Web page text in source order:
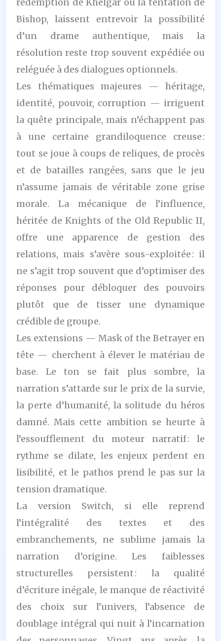
Bishop, laissent entrevoir la possibilité
d’un drame authentique, mais la
résolution reste trop souvent expédiée ou
reléguée à des dialogues optionnels.
Les thématiques majeures — héritage,
identité, pouvoir, corruption — irriguent
la quête principale, mais n’échappent pas
à une certaine grandiloquence creuse :
tout se joue à coups de reliques, de procès
et de batailles rangées, sans que le jeu
n’assume jamais de véritable zone grise
morale. La mécanique de l’influence,
héritée de Knights of the Old Republic II,
offre une apparence de gestion des
relations, mais s’avère sous-exploitée : il
ne s’agit trop souvent que d’optimiser des
réponses pour débloquer des pouvoirs
plutôt que de tisser une dynamique
crédible de groupe.
Les extensions — Mask of the Betrayer en
tête — cherchent à élever le matériau de
base. Le ton se fait plus sombre, la
narration s’attarde sur le prix de la survie,
la perte d’humanité, la solitude du héros
damné. Mais cette ambition se heurte à
l’essoufflement du moteur narratif : le
rythme se dilate, les enjeux perdent en
lisibilité, et le pathos prend le pas sur la
tension dramatique.
La version Switch, si elle reprend
l’intégralité des textes et des
embranchements, ne sublime jamais la
narration d’origine. Les faiblesses
structurelles persistent : la qualité
d’écriture inégale, le manque de réactivité
des choix sur l’univers, l’absence de
doublage intégral qui nuit à l’incarnation